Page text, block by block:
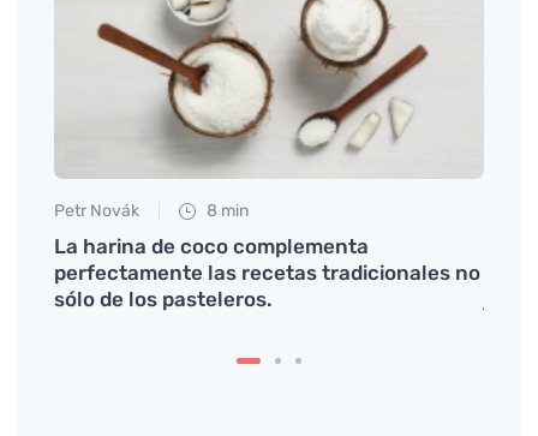
Petr Novák 8 min
La harina de coco complementa
perfectamente las recetas tradicionales no
sólo de los pasteleros.